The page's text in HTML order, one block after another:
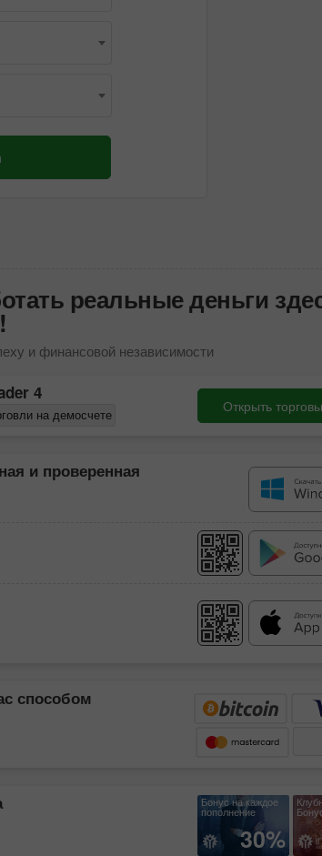
реальные деньги
и финансовой независимости
4
на демосчете Открыть
и проверенная
способом
Бонус на каждое
пополнение
30%